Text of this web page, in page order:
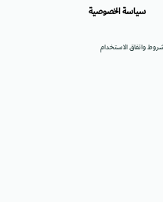
واتفاق الاستخدام
سياسة الخصوصية